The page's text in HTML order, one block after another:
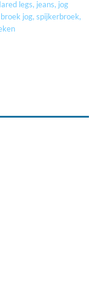
legs, jeans, jog
jog, spijkerbroek,